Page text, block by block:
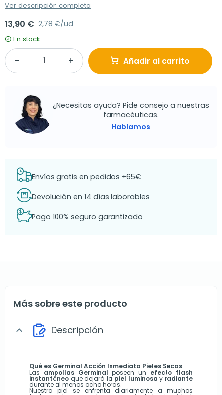
Ver descripción completa
13,90 € 2,78 €/ud
En stock
Añadir al carrito
¿Necesitas ayuda? Pide consejo a nuestras
farmacéuticas.
Hablamos
Envíos gratis en pedidos +65€
Devolución en 14 días laborables
Pago 100% seguro garantizado
Más sobre este producto
expand_more Descripción
Qué es Germinal Acción Inmediata Pieles Secas
Las ampollas Germinal poseen un efecto flash
instantáneo que dejará la piel luminosa y radiante
durante al menos ocho horas.
Nuestra piel se enfrenta diariamente a muchos